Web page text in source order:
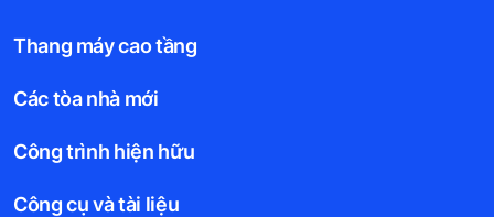
Thang máy cao tầng
Các tòa nhà mới
Công trình hiện hữu
Công cụ và tài liệu